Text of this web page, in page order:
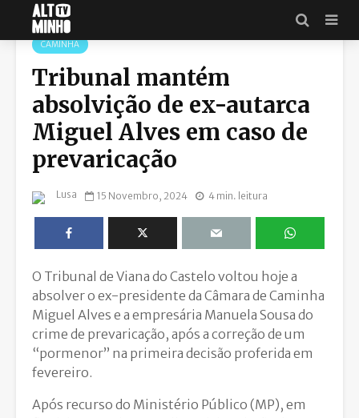
CAMINHA
Tribunal mantém
absolvição de ex-autarca
Miguel Alves em caso de
prevaricação
Lusa 15 Novembro, 2024 4 min. leitura
O Tribunal de Viana do Castelo voltou hoje a
absolver o ex-presidente da Câmara de Caminha
Miguel Alves e a empresária Manuela Sousa do
crime de prevaricação, após a correção de um
“pormenor” na primeira decisão proferida em
fevereiro.
Após recurso do Ministério Público (MP), em